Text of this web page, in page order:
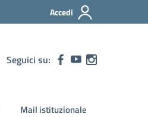
Accedi
Seguici su:
Mail istituzionale